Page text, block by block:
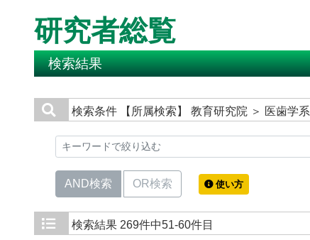
研究者総覧
検索結果
検索条件 【所属検索】 教育研究院 ＞ 医歯学系
AND検索 OR検索 使い方
検索結果 269件中51-60件目